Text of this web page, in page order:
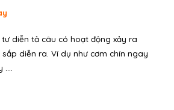
diễn tả câu có hoạt động xảy ra
diễn ra. Ví dụ như cơm chín ngay